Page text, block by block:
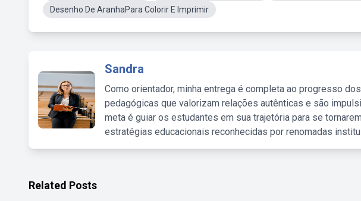
Desenho De AranhaPara Colorir E Imprimir
Sandra
Como orientador, minha entrega é completa ao progresso
pedagógicas que valorizam relações autênticas e são
meta é guiar os estudantes em sua trajetória para se
estratégias educacionais reconhecidas por renomadas
Related Posts